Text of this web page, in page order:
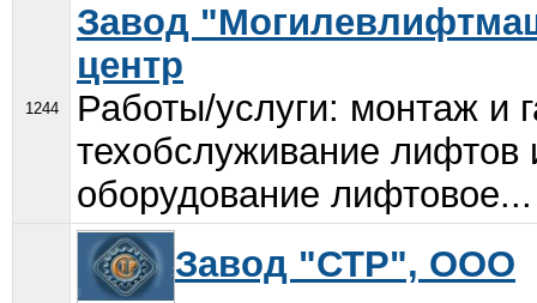
1244
Завод
центр
Работы/услуги: монтаж и
техобслуживание лифтов
оборудование лифтовое...
Завод "СТР", ООО